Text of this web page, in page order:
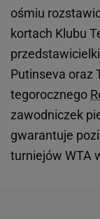
ośmiu
kortach Klubu
Putinseva oraz
tegorocznego
zawodniczek
gwarantuje
turniejów WTA